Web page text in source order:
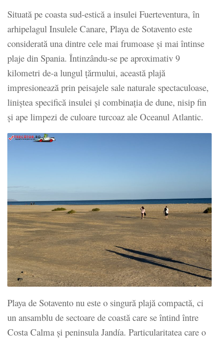
Situată pe coasta sud-estică a insulei Fuerteventura, în
arhipelagul Insulele Canare, Playa de Sotavento este
considerată una dintre cele mai frumoase și mai întinse
plaje din Spania. Întinzându-se pe aproximativ 9
kilometri de-a lungul țărmului, această plajă
impresionează prin peisajele sale naturale spectaculoase,
liniștea specifică insulei și combinația de dune, nisip fin
și ape limpezi de culoare turcoaz ale Oceanul Atlantic.
Playa de Sotavento nu este o singură plajă compactă, ci
un ansamblu de sectoare de coastă care se întind între
Costa Calma și peninsula Jandía. Particularitatea care o